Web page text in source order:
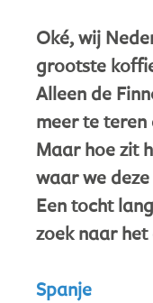
Oké, wij
grootste
Alleen de
meer te
Maar hoe zit
waar we
Een tocht
zoek naar
Spanje